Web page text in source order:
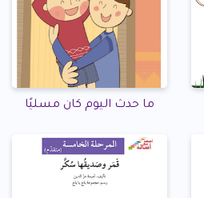
ما حدث اليوم كان مسليًا